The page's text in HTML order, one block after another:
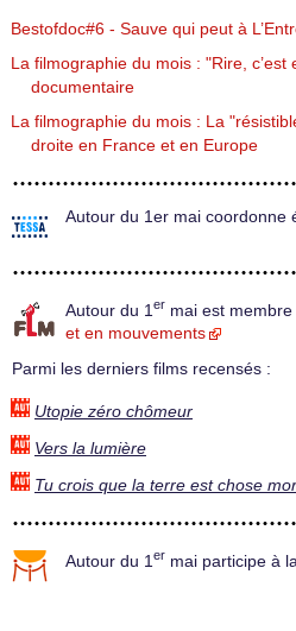
Bestofdoc#6 - Sauve qui peut à
La filmographie du mois : "Rire,
documentaire
La filmographie du mois : La
droite en France et en Europe
Autour du 1er mai coordonne
Autour du 1 er mai est
et en mouvements
Parmi les derniers films recensés :
Utopie zéro chômeur
Vers la lumière
Tu crois que la terre est chose
Autour du 1 er mai participe à la